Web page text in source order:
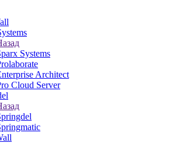
Systems
Architect
Cloud Server